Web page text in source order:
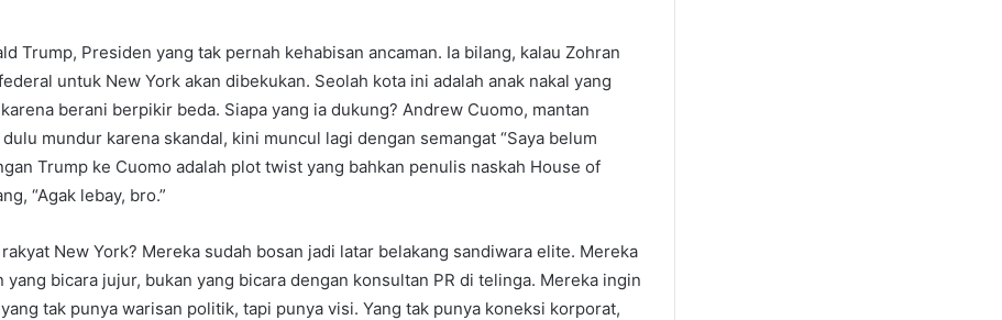
Trump, Presiden yang tak pernah kehabisan ancaman. Ia bilang, kalau Zohran
untuk New York akan dibekukan. Seolah kota ini adalah anak nakal yang
berani berpikir beda. Siapa yang ia dukung? Andrew Cuomo, mantan
mundur karena skandal, kini muncul lagi dengan semangat “Saya belum
Trump ke Cuomo adalah plot twist yang bahkan penulis naskah House of
“Agak lebay, bro.”
New York? Mereka sudah bosan jadi latar belakang sandiwara elite. Mereka
yang bicara jujur, bukan yang bicara dengan konsultan PR di telinga. Mereka ingin
tak punya warisan politik, tapi punya visi. Yang tak punya koneksi korporat,